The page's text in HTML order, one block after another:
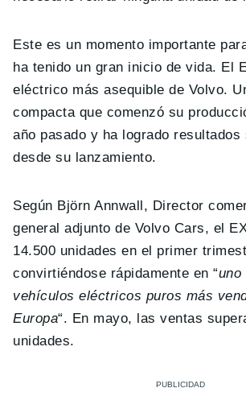
Este es un momento importante
ha tenido un gran inicio de vida. El
eléctrico más asequible de Volvo.
compacta que comenzó su
año pasado y ha logrado resultados
desde su lanzamiento.
Según Björn Annwall, Director
general adjunto de Volvo Cars, el
14.500 unidades en el primer
convirtiéndose rápidamente en “uno
vehículos eléctricos puros más
Europa“. En mayo, las ventas
unidades.